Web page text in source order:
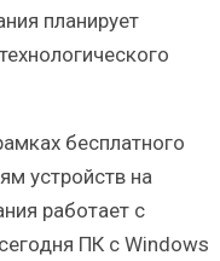
планирует
бесплатного
устройств на
работает с
ПК с Windows